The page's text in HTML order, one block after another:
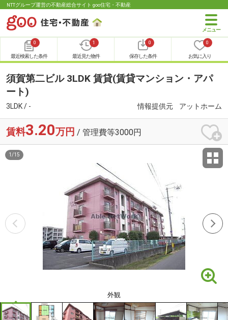
NTTグループ運営の不動産総合サイト goo住宅・不動産
0
最近検索した条件
1
最近見た物件
0
保存した条件
0
お気に入り
須賀第二ビル 3LDK 賃貸(賃貸マンション・アパ
ート)
3LDK / - 情報提供元 アットホーム
賃料3.20万円 / 管理費等3000円
外観
1 /15